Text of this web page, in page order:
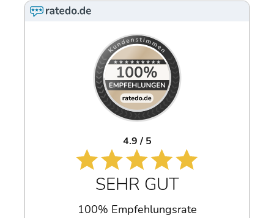
4.9 / 5
SEHR GUT
100% Empfehlungsrate